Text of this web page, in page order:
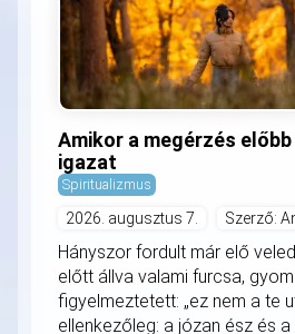
Amikor a megérzés
igazat
Spiritualizmus
2026. augusztus 7. Szerző:
Hányszor fordult már elő
előtt állva valami furcsa,
figyelmeztetett: „ez nem a te
ellenkezőleg: a józan ész és